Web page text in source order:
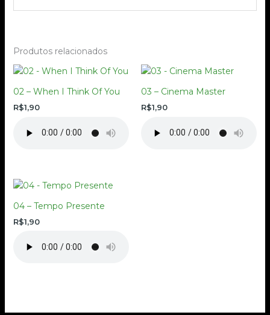
Produtos relacionados
02 – When I Think Of You
R$1,90
03 – Cinema Master
R$1,90
04 – Tempo Presente
R$1,90